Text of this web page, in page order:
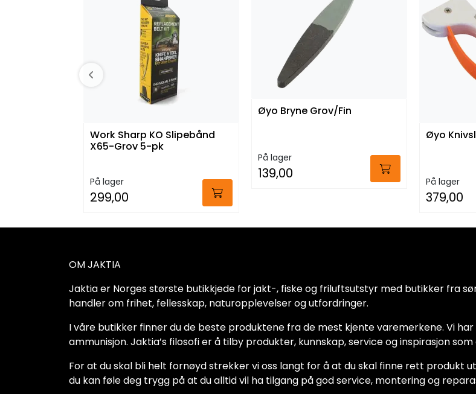
Work Sharp KO Slipebånd
X65-Grov 5-pk
På lager
299,00
Øyo Bryne Grov/Fin
På lager
139,00
Øyo
På lager
379,00
OM JAKTIA
Jaktia er Norges største butikkjede for jakt-, fiske og friluftsutstyr med butikker fra
handler om frihet, fellesskap, naturopplevelser og utfordringer.
I våre butikker finner du de beste produktene fra de mest kjente varemerkene. Vi
ammunisjon. Jaktia’s filosofi er å tilby produkter, kunnskap, service og inspirasjon
For at du skal bli helt fornøyd strekker vi oss langt for å at du skal finne rett produkt
du kan føle deg trygg på at du alltid vil ha tilgang på god service, montering og